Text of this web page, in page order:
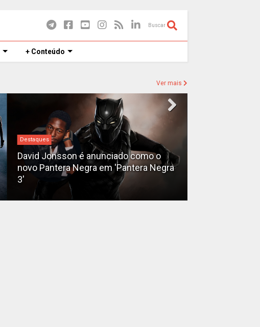
Buscar
+ Conteúdo
Ver mais
Destaques
David Jonsson é anunciado como o
novo Pantera Negra em 'Pantera Negra
3'